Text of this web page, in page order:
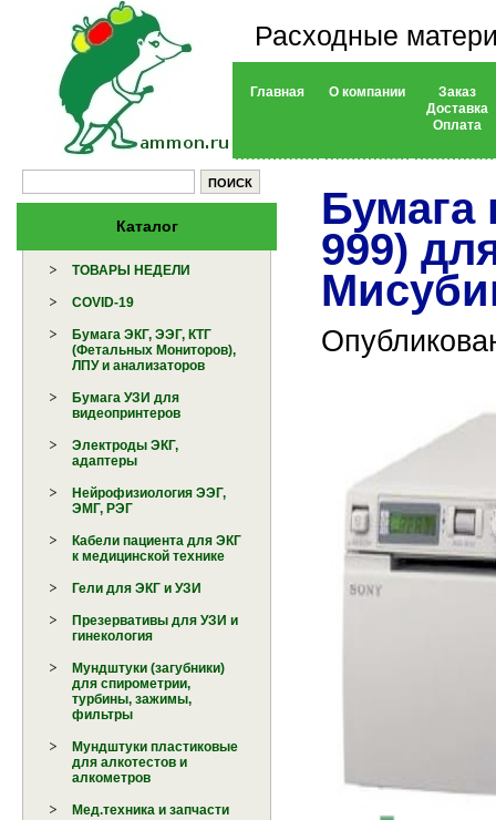
Расходные
Главная О компании
Заказ
Доставка
Оплата
Каталог
ТОВАРЫ НЕДЕЛИ
COVID-19
Бумага ЭКГ, ЭЭГ, КТГ
(Фетальных Мониторов),
ЛПУ и анализаторов
Бумага УЗИ для
видеопринтеров
Электроды ЭКГ,
адаптеры
Нейрофизиология ЭЭГ,
ЭМГ, РЭГ
Кабели пациента для ЭКГ
к медицинской технике
Гели для ЭКГ и УЗИ
Презервативы для УЗИ и
гинекология
Мундштуки (загубники)
для спирометрии,
турбины, зажимы,
фильтры
Мундштуки пластиковые
для алкотестов и
алкометров
Мед.техника и запчасти
Бумага
999)